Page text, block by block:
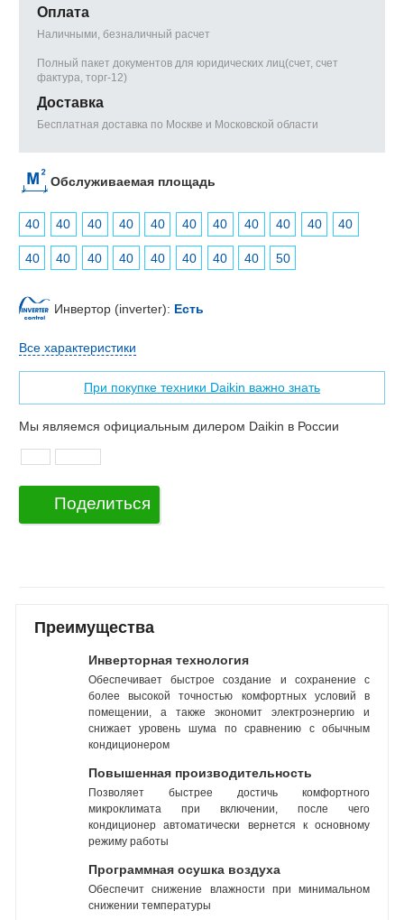
Оплата
Наличными, безналичный расчет
Полный пакет документов для юридических лиц(счет, счет
фактура, торг-12)
Доставка
Бесплатная доставка по Москве и Московской области
Обслуживаемая площадь
40 40 40 40 40 40 40 40 40 40 40
40 40 40 40 40 40 40 40 50
Инвертор (inverter): Есть
Все характеристики
При покупке техники Daikin важно знать
Мы являемся официальным дилером Daikin в России
Поделиться
Преимущества
Инверторная технология
Обеспечивает быстрое создание и сохранение с
более высокой точностью комфортных условий в
помещении, а также экономит электроэнергию и
снижает уровень шума по сравнению с обычным
кондиционером
Повышенная производительность
Позволяет быстрее достичь комфортного
микроклимата при включении, после чего
кондиционер автоматически вернется к основному
режиму работы
Программная осушка воздуха
Обеспечит снижение влажности при минимальном
снижении температуры